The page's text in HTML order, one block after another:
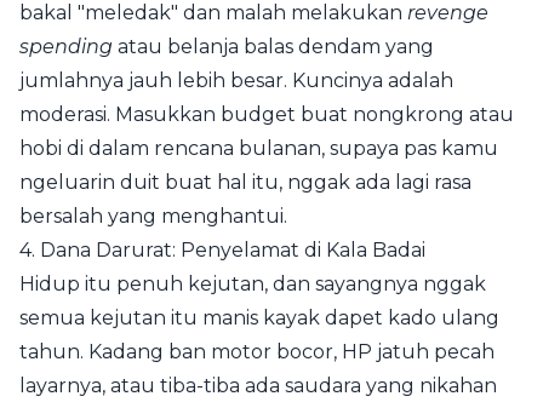
bakal "meledak" dan malah melakukan revenge
spending atau belanja balas dendam yang
jumlahnya jauh lebih besar. Kuncinya adalah
moderasi. Masukkan budget buat nongkrong atau
hobi di dalam rencana bulanan, supaya pas kamu
ngeluarin duit buat hal itu, nggak ada lagi rasa
bersalah yang menghantui.
4. Dana Darurat: Penyelamat di Kala Badai
Hidup itu penuh kejutan, dan sayangnya nggak
semua kejutan itu manis kayak dapet kado ulang
tahun. Kadang ban motor bocor, HP jatuh pecah
layarnya, atau tiba-tiba ada saudara yang nikahan